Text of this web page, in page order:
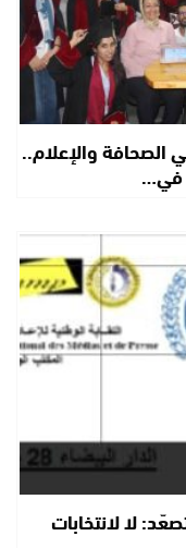
الصحافة والإعلام..
في…
لا لانتخابات